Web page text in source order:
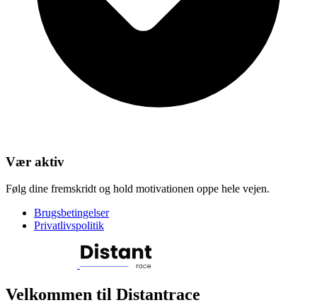
Vær aktiv
Følg dine fremskridt og hold motivationen oppe hele vejen.
Brugsbetingelser
Privatlivspolitik
Velkommen til Distantrace